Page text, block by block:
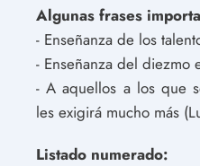
Algunas frases
- Enseñanza de los
- Enseñanza del diezmo
- A aquellos a los que
les exigirá mucho más
Listado numerado: